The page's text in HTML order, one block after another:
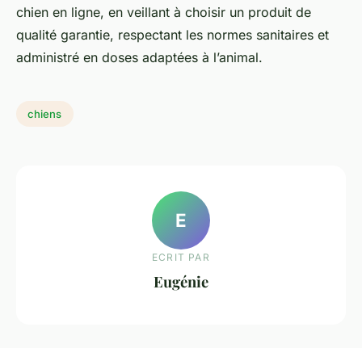
chien en ligne, en veillant à choisir un produit de
qualité garantie, respectant les normes sanitaires et
administré en doses adaptées à l’animal.
chiens
E
ECRIT PAR
Eugénie